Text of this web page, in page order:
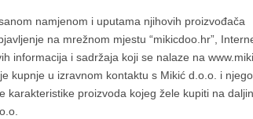
namjenom i uputama njihovih proizvođača
na mrežnom mjestu “mikicdoo.hr”,
informacija i sadržaja koji se nalaze na
u izravnom kontaktu s Mikić d.o.o. i
proizvoda kojeg žele kupiti na